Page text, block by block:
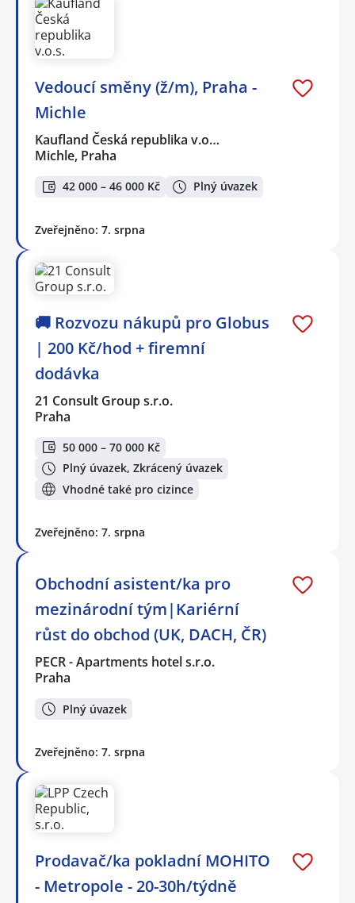
Vedoucí směny (ž/m), Praha -
Michle
Kaufland Česká republika v.o…
Michle, Praha
42 000 – 46 000 Kč Plný úvazek
Zveřejněno: 7. srpna
🚚 Rozvozu nákupů pro Globus
| 200 Kč/hod + firemní
dodávka
21 Consult Group s.r.o.
Praha
50 000 – 70 000 Kč
Plný úvazek, Zkrácený úvazek
Vhodné také pro cizince
Zveřejněno: 7. srpna
Obchodní asistent/ka pro
mezinárodní tým|Kariérní
růst do obchod (UK, DACH, ČR)
PECR - Apartments hotel s.r.o.
Praha
Plný úvazek
Zveřejněno: 7. srpna
Prodavač/ka pokladní MOHITO
- Metropole - 20-30h/týdně